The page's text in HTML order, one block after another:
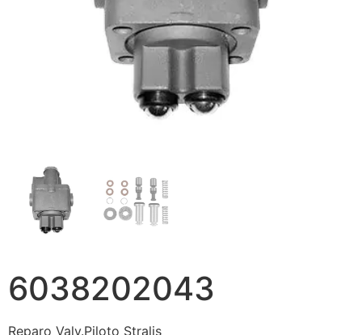
6038202043
Reparo Valv.Piloto Stralis